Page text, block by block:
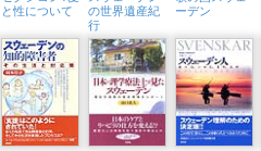
と性について
の世界遺産紀
行
ーデン